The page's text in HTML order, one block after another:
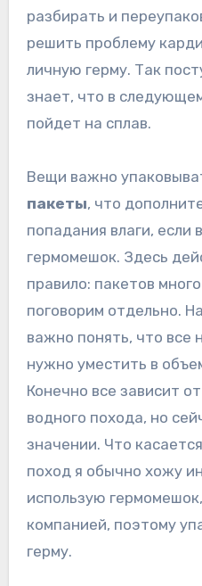
разбирать и
решить проблему
личную герму. Так
знает, что в
пойдет на сплав.
Вещи важно
пакеты, что
попадания влаги, если
гермомешок. Здесь
правило: пакетов
поговорим отдельно.
важно понять, что все
нужно уместить в
Конечно все зависит
водного похода, но
значении. Что
поход я обычно хожу
использую
компанией, поэтому
герму.